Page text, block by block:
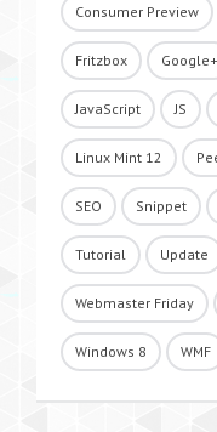
Consumer Preview
Fritzbox Google+
JavaScript JS
Linux Mint 12
SEO Snippet
Tutorial Update
Webmaster Friday
Windows 8 WMF